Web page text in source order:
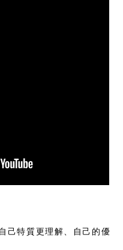
己特質更理解、自己的優